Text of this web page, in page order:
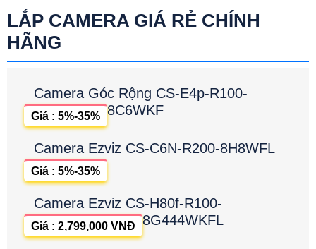
LẮP CAMERA GIÁ RẺ CHÍNH
HÃNG
Camera Góc Rộng CS-E4p-R100-
8C6WKF
Giá : 5%-35%
Camera Ezviz CS-C6N-R200-8H8WFL
Giá : 5%-35%
Camera Ezviz CS-H80f-R100-
8G444WKFL
Giá : 2,799,000 VNĐ